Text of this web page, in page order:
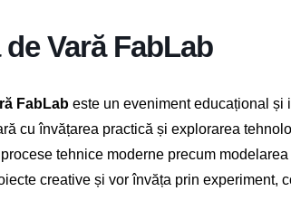
de Vară FabLab
FabLab este un eveniment educațional și
cu învățarea practică și explorarea
tehnice moderne precum
creative și vor învăța prin experiment,